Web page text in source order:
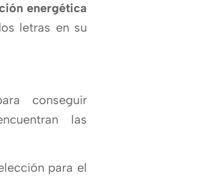
energética
letras en su
conseguir
las
para el